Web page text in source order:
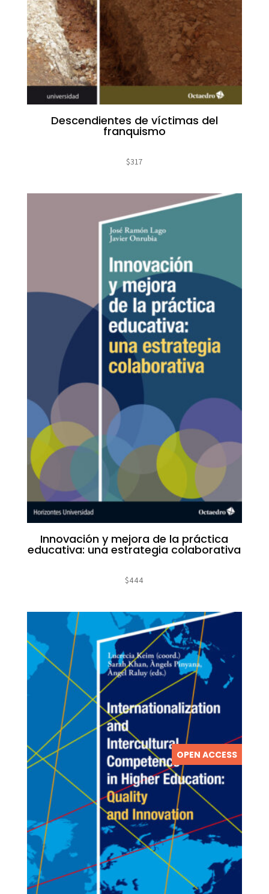
Descendientes de víctimas del
franquismo
$317
Innovación y mejora de la práctica
educativa: una estrategia colaborativa
$444
OPEN ACCESS